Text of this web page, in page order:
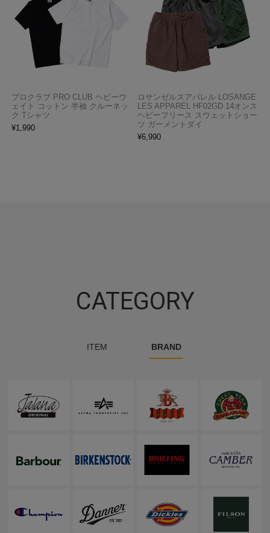
プロクラブ PRO CLUB ヘビーウ
ェイト コットン 半袖 クルーネッ
ク Tシャツ
¥1,990
ロサンゼルスアパレル LOSANGE
LES APPAREL HF02GD 14オンス
ヘビーフリース スウェットショー
ツ ガーメントダイ
¥6,990
CATEGORY
ITEM BRAND